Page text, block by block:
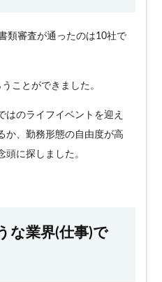
類審査が通ったのは10社で
ことができました。
はのライフイベントを迎え
か、勤務形態の自由度が高
頭に探しました。
な業界(仕事)で